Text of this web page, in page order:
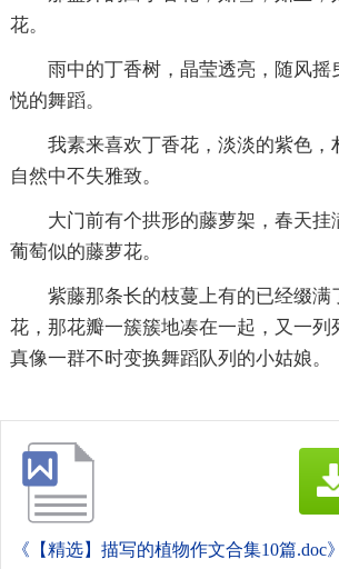
花。
雨中的丁香树，晶莹透亮，随风摇
悦的舞蹈。
我素来喜欢丁香花，淡淡的紫色，
自然中不失雅致。
大门前有个拱形的藤萝架，春天挂
葡萄似的藤萝花。
紫藤那条长的枝蔓上有的已经缀满
花，那花瓣一簇簇地凑在一起，又一列
真像一群不时变换舞蹈队列的小姑娘。
《【精选】描写的植物作文合集10篇.doc》